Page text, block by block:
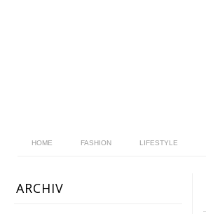
HOME FASHION LIFESTYLE
ARCHIV